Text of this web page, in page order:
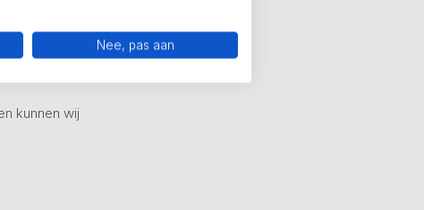
kunnen wij
Nee, pas aan